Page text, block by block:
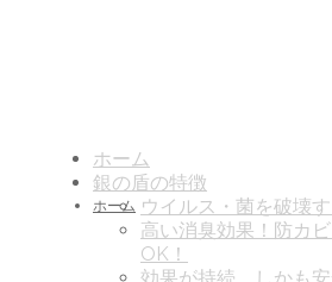
ホーム
ホーム
銀の盾の特徴
ウイルス・菌を破壊す
高い消臭効果！防カ
OK！